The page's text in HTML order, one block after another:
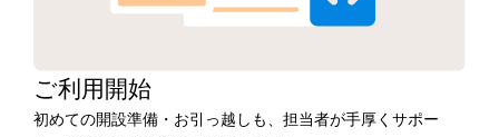
ご利用開始
初めての開設準備・お引っ越しも、担当者が手厚くサポー